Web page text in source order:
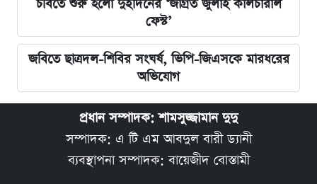
চবিতে শুরু হলো দুইদিনের ‘জাগ্রত জুলাই কালচারাল
ফেস্ট’
জবিতে ছাত্রদল-শিবির সংঘর্ষ, ভিপি-জিএসকে মারধরের
অভিযোগ
প্রধান সম্পাদক: শামসুজ্জামান দুদু
সম্পাদক: এ টি এম আবদুল বারী ড্যানী
ব্যবস্থাপনা সম্পাদক: বায়েজীদ বোস্তামী